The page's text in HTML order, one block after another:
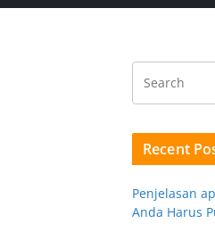
Recent
Penjelasan
Anda Harus